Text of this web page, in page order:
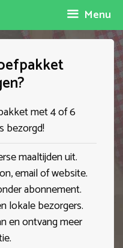
Menu
met 4 of 6
bezorgd!
maaltijden uit.
email of website.
abonnement.
lokale bezorgers.
en ontvang meer